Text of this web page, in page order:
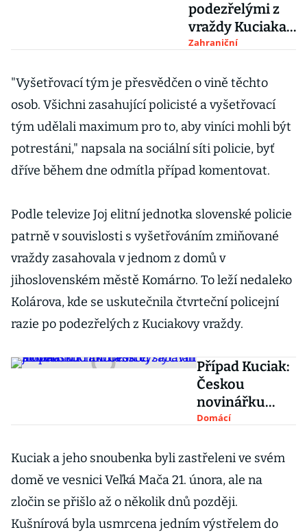
podezřelými z
vraždy Kuciaka
je i bývalý
vyšetřovatel,
tvrdí média
Zahraniční
"Vyšetřovací tým je přesvědčen o vině těchto
osob. Všichni zasahující policisté a vyšetřovací
tým udělali maximum pro to, aby viníci mohli být
potrestáni," napsala na sociální síti policie, byť
dříve během dne odmítla případ komentovat.
Podle televize Joj elitní jednotka slovenské policie
patrně v souvislosti s vyšetřováním zmiňované
vraždy zasahovala v jednom z domů v
jihoslovenském městě Komárno. To leží nedaleko
Kolárova, kde se uskutečnila čtvrteční policejní
razie po podezřelých z Kuciakovy vraždy.
Případ Kuciak:
Českou
novinářku
Holcovou
slovenští
kriminalisté,
zabavili jí
mobil
Domácí
Kuciak a jeho snoubenka byli zastřeleni ve svém
domě ve vesnici Veľká Mača 21. února, ale na
zločin se přišlo až o několik dnů později.
Kušnírová byla usmrcena jedním výstřelem do